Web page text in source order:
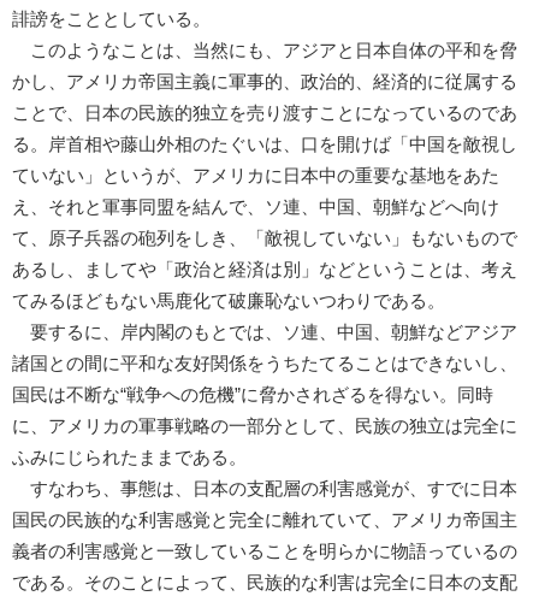
誹謗をこととしている。
このようなことは、当然にも、アジアと日本自体の平和を脅
かし、アメリカ帝国主義に軍事的、政治的、経済的に従属する
ことで、日本の民族的独立を売り渡すことになっているのであ
る。岸首相や藤山外相のたぐいは、口を開けば「中国を敵視し
ていない」というが、アメリカに日本中の重要な基地をあた
え、それと軍事同盟を結んで、ソ連、中国、朝鮮などへ向け
て、原子兵器の砲列をしき、「敵視していない」もないもので
あるし、ましてや「政治と経済は別」などということは、考え
てみるほどもない馬鹿化て破廉恥ないつわりである。
要するに、岸内閣のもとでは、ソ連、中国、朝鮮などアジア
諸国との間に平和な友好関係をうちたてることはできないし、
国民は不断な“戦争への危機”に脅かされざるを得ない。同時
に、アメリカの軍事戦略の一部分として、民族の独立は完全に
ふみにじられたままである。
すなわち、事態は、日本の支配層の利害感覚が、すでに日本
国民の民族的な利害感覚と完全に離れていて、アメリカ帝国主
義者の利害感覚と一致していることを明らかに物語っているの
である。そのことによって、民族的な利害は完全に日本の支配